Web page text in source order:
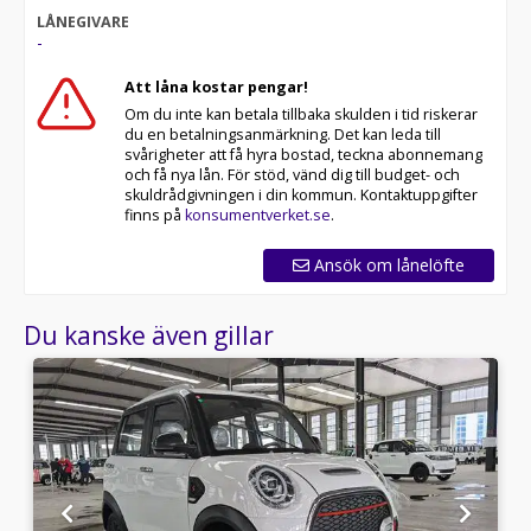
LÅNEGIVARE
-
Att låna kostar pengar!
Om du inte kan betala tillbaka skulden i tid riskerar
du en betalningsanmärkning. Det kan leda till
svårigheter att få hyra bostad, teckna abonnemang
och få nya lån. För stöd, vänd dig till budget- och
skuldrådgivningen i din kommun. Kontaktuppgifter
finns på konsumentverket.se.
Ansök om lånelöfte
Du kanske även gillar